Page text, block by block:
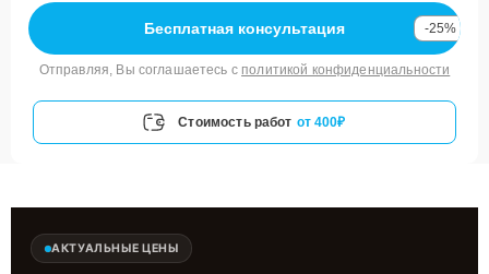
Бесплатная консультация -25%
Отправляя, Вы соглашаетесь с политикой конфиденциальности
Стоимость работ от 400₽
АКТУАЛЬНЫЕ ЦЕНЫ